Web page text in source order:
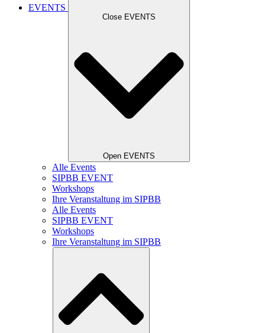
EVENTS
Close EVENTS
Open EVENTS
Alle Events
SIPBB EVENT
Workshops
Ihre Veranstaltung im SIPBB
Alle Events
SIPBB EVENT
Workshops
Ihre Veranstaltung im SIPBB